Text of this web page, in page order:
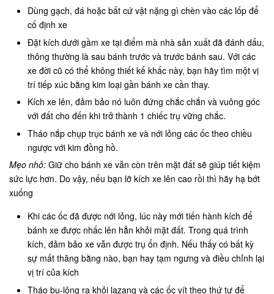
Dùng gạch, đá hoặc bất cứ vật nặng gì chèn vào các lốp để
cố định xe
Đặt kích dưới gầm xe tại điểm mà nhà sản xuất đã đánh dấu,
thông thường là sau bánh trước và trước bánh sau. Với các
xe đời cũ có thể không thiết kế khấc này, bạn hãy tìm một vị
trí tiếp xúc bằng kim loại gần bánh xe cần thay.
Kích xe lên, đảm bảo nó luôn đứng chắc chắn và vuông góc
với đất cho đến khi trở thành 1 chiếc trụ vững chắc.
Tháo nắp chụp trục bánh xe và nới lỏng các ốc theo chiều
ngược với kim đồng hồ.
Mẹo nhỏ: Giữ cho bánh xe vẫn còn trên mặt đất sẽ giúp tiết kiệm
sức lực hơn. Do vậy, nếu bạn lỡ kích xe lên cao rồi thì hãy hạ bớt
xuống
Khi các ốc đã được nới lỏng, lúc này mới tiến hành kích để
bánh xe được nhấc lên hẳn khỏi mặt đất. Trong quá trình
kích, đảm bảo xe vẫn được trụ ổn định. Nếu thấy có bất kỳ
sự mất thăng bằng nào, bạn hay tạm ngưng và điều chỉnh lại
vị trí của kích
Tháo bu-lông ra khỏi lazang và các ốc vít theo thứ tự để